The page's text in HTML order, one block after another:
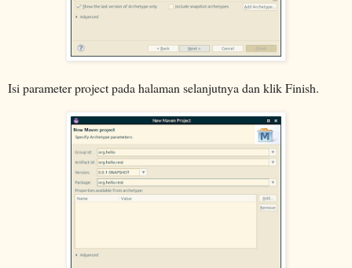
Isi parameter project pada halaman selanjutnya dan klik Finish.